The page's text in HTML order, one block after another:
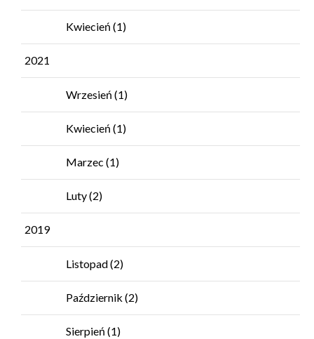
Kwiecień (1)
2021
Wrzesień (1)
Kwiecień (1)
Marzec (1)
Luty(2)
2019
Listopad(2)
Październik (2)
Sierpień (1)